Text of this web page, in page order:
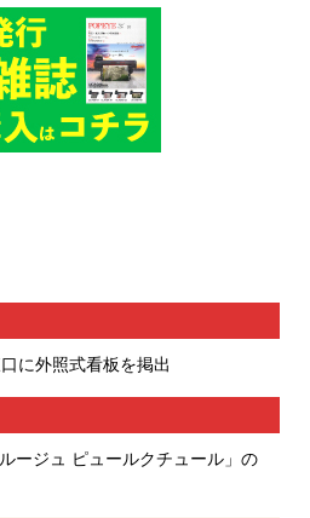
に外照式看板を掲出
ージュ ピュールクチュール」の